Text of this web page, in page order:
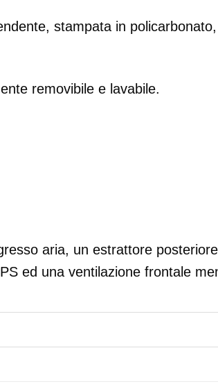
stampata in
removibile e lavabile.
aria, un estrattore
ed una ventilazione frontale